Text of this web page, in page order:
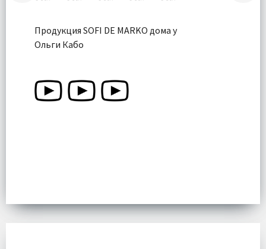
Продукция SOFI DE MARKO дома у
Ольги Кабо